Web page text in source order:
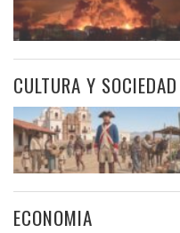
CULTURA Y SOCIEDAD
ECONOMIA